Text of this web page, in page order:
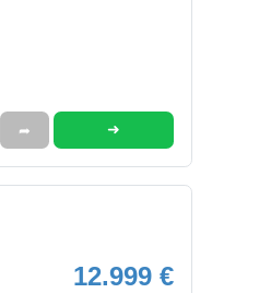
➦ ➜
12.999 €